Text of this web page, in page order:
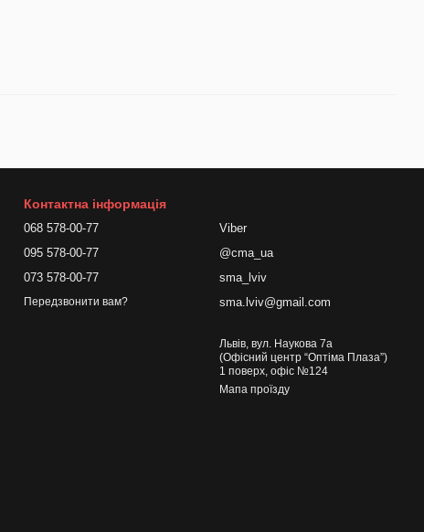
Контактна інформація
068 578-00-77
095 578-00-77
073 578-00-77
Передзвонити вам?
Viber
@cma_ua
sma_lviv
sma.lviv@gmail.com
Львів, вул. Наукова 7а
(Офісний центр “Оптіма Плаза”)
1 поверх, офіс №124
Мапа проїзду